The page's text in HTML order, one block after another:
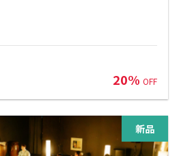
20% OFF
新品